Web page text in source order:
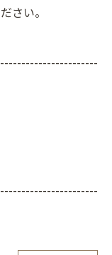
さい。